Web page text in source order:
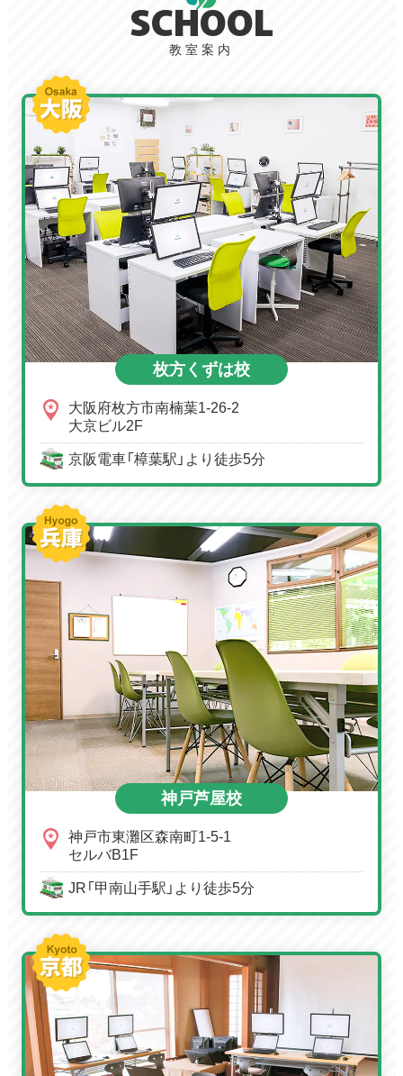
SCHOOL
教室案内
枚方くずは校
大阪府枚方市南楠葉1-26-2
大京ビル2F
京阪電車「樟葉駅」より徒歩5分
神戸芦屋校
神戸市東灘区森南町1-5-1
セルバB1F
JR「甲南山手駅」より徒歩5分